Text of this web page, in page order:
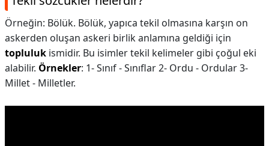
Örneğin: Bölük. Bölük, yapıca tekil olmasına karşın on
askerden oluşan askeri birlik anlamına geldiği için
topluluk ismidir. Bu isimler tekil kelimeler gibi çoğul eki
alabilir. Örnekler: 1- Sınıf - Sınıflar 2- Ordu - Ordular 3-
Millet - Milletler.